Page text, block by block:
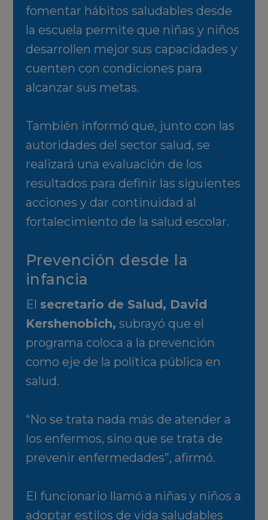
fomentar hábitos saludables desde
la escuela permite que niñas y niños
desarrollen mejor sus capacidades y
cuenten con condiciones para
alcanzar sus metas.
También informó que, junto con las
autoridades del sector salud, se
realizará una evaluación de los
resultados para definir las siguientes
acciones y dar continuidad al
fortalecimiento de la salud escolar.
Prevención desde la
infancia
El secretario de Salud, David
Kershenobich, subrayó que el
programa coloca a la prevención
como eje de la política pública en
salud.
“No se trata nada más de atender a
los enfermos, sino que se trata de
prevenir enfermedades”, afirmó.
El funcionario llamó a niñas y niños a
adoptar estilos de vida saludables